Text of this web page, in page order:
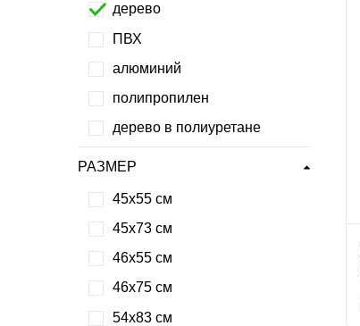
дерево
ПВХ
алюминий
полипропилен
дерево в полиуретане
РАЗМЕР
45х55 см
45х73 см
46х55 см
46х75 см
54х83 см